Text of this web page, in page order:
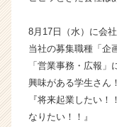
8月17日（水）に会
当社の募集職種「企
「営業事務・広報」
興味がある学生さん
『将来起業したい
なりたい！！』